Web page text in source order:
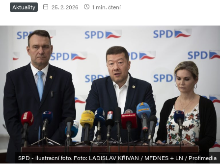
Aktuality 25. 2. 2026 1 min. čtení
SPD - ilustrační foto. Foto: LADISLAV KŘIVAN / MFDNES + LN / Profimedia